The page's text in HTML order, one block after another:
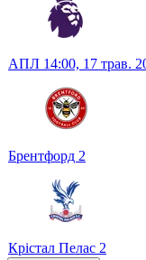
АПЛ 14:00, 17 трав.
Брентфорд 2
Крістал Пелас 2